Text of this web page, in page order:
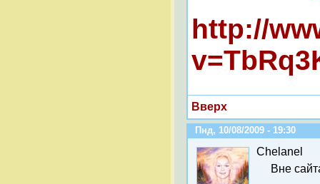
http://
Вверх
Пнд, 10/08/2009 - 19:30
Chelanel
Вне